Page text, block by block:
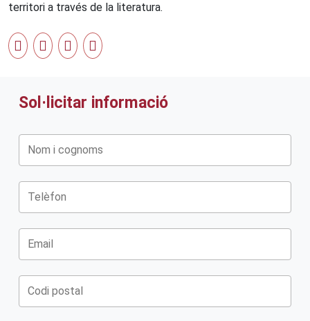
territori a través de la literatura.
Sol·licitar informació